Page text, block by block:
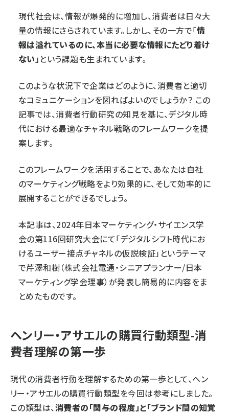
現代社会は、情報が爆発的に増加し、消費者は日々大
量の情報にさらされています。しかし、その一方で「情
報は溢れているのに、本当に必要な情報にたどり着け
ない」という課題も生まれています。
このような状況下で企業はどのように、消費者と適切
なコミュニケーションを図ればよいのでしょうか？ この
記事では、消費者行動研究の知見を基に、デジタル時
代における最適なチャネル戦略のフレームワークを提
案します。
このフレームワークを活用することで、あなたは自社
のマーケティング戦略をより効果的に、そして効率的に
展開することができるでしょう。
本記事は、2024年日本マーケティング・サイエンス学
会の第116回研究大会にて「デジタルシフト時代にお
けるユーザー接点チャネルの仮説検証」というテーマ
で芹澤和樹（株式会社電通・シニアプランナー/日本
マーケティング学会理事）が発表し簡易的に内容をま
とめたものです。
ヘンリー・アサエルの購買行動類型-消
費者理解の第一歩
現代の消費者行動を理解するための第一歩として、ヘン
リー・アサエルの購買行動類型を今回は参考にしました。
この類型は、消費者の「関与の程度」と「ブランド間の知覚